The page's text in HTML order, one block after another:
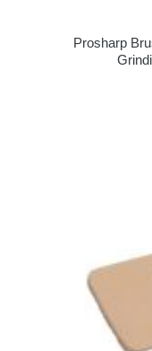
Prosharp